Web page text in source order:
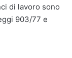
di lavoro sono
903/77 e